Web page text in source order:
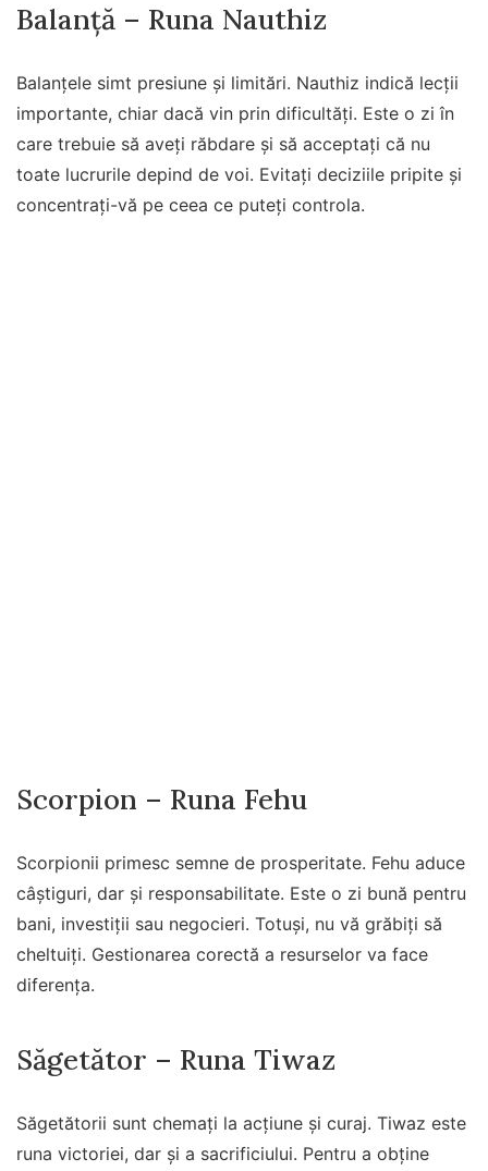
Balanță – Runa Nauthiz
Balanțele simt presiune și limitări. Nauthiz indică lecții
importante, chiar dacă vin prin dificultăți. Este o zi în
care trebuie să aveți răbdare și să acceptați că nu
toate lucrurile depind de voi. Evitați deciziile pripite și
concentrați-vă pe ceea ce puteți controla.
Scorpion – Runa Fehu
Scorpionii primesc semne de prosperitate. Fehu aduce
câștiguri, dar și responsabilitate. Este o zi bună pentru
bani, investiții sau negocieri. Totuși, nu vă grăbiți să
cheltuiți. Gestionarea corectă a resurselor va face
diferența.
Săgetător – Runa Tiwaz
Săgetătorii sunt chemați la acțiune și curaj. Tiwaz este
runa victoriei, dar și a sacrificiului. Pentru a obține